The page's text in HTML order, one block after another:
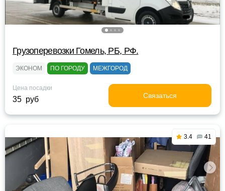
Грузоперевозки Гомель, РБ, РФ.
ЭКОНОМ ПО ГОРОДУ МЕЖГОРОД
Цена посадки
35 руб Связаться
3.4 41